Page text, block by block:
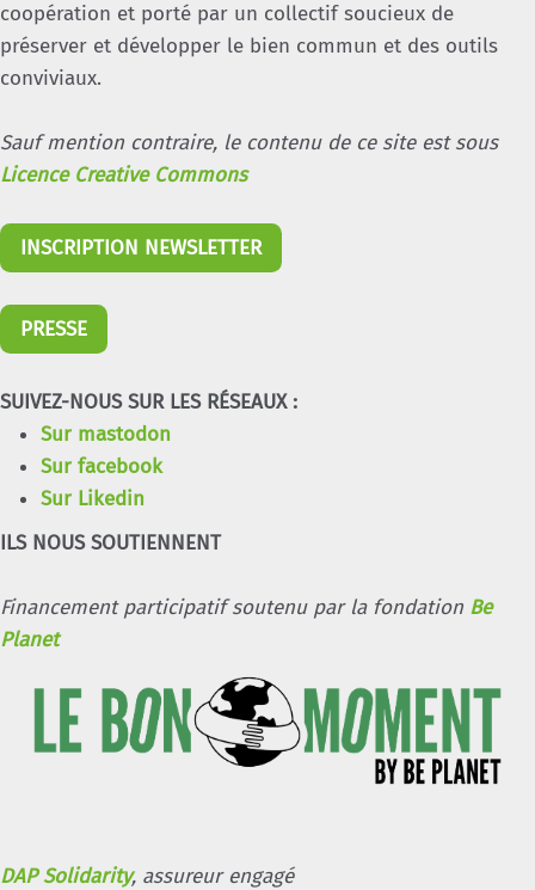
coopération et porté par un collectif soucieux de
préserver et développer le bien commun et des outils
conviviaux.
Sauf mention contraire, le contenu de ce site est sous
Licence Creative Commons
INSCRIPTION NEWSLETTER
PRESSE
SUIVEZ-NOUS SUR LES RÉSEAUX :
Sur mastodon
Sur facebook
Sur Likedin
ILS NOUS SOUTIENNENT
Financement participatif soutenu par la fondation Be
Planet
DAP Solidarity, assureur engagé